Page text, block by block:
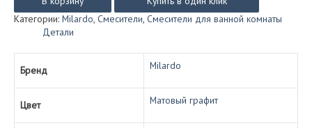
РОРА
(RORA)
скрытого
монтажа
гигиеническим
душем
RORGMR0M08
Категории: Milardo, Смесители, Смесители для ванной комнаты
Детали
Бренд Milardo
Цвет Матовый графит